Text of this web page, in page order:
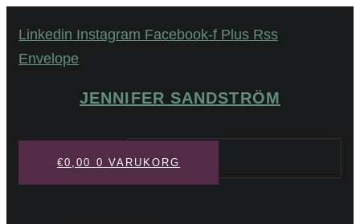
till
innehåll
Linkedin Instagram Facebook-f Plus Rss
Envelope
JENNIFER SANDSTRÖM
Sök
€0,00 0 VARUKORG